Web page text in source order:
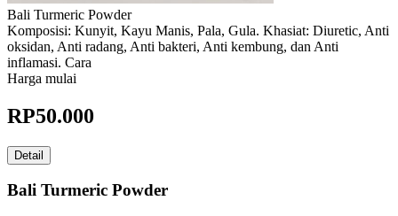
Bali Turmeric Powder
Komposisi: Kunyit, Kayu Manis, Pala, Gula. Khasiat: Diuretic, Anti
oksidan, Anti radang, Anti bakteri, Anti kembung, dan Anti
inflamasi. Cara
Harga mulai
RP50.000
Detail
Bali Turmeric Powder